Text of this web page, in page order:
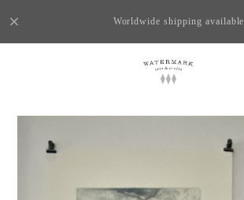
Worldwide shipping available